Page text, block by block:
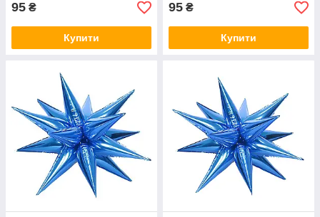
95 ₴
Купити
95 ₴
Купити